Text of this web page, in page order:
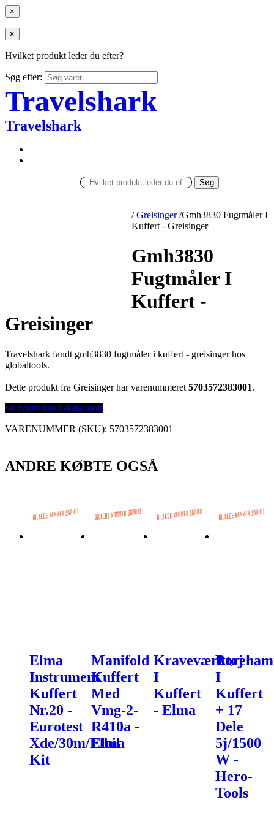
×
×
Hvilket produkt leder du efter?
Søg efter:
Travelshark
Travelshark
Søg
/ Greisinger /Gmh3830 Fugtmåler I
Kuffert - Greisinger
Gmh3830
Fugtmåler I
Kuffert -
Greisinger
Travelshark fandt gmh3830 fugtmåler i kuffert - greisinger hos
globaltools.
Dette produkt fra Greisinger har varenummeret 5703572383001.
Se prisen hos Globaltools
VARENUMMER (SKU): 5703572383001
ANDRE KØBTE OGSÅ
Elma
Instrument
Kuffert
Nr.20 -
Eurotest
Xde/30m/Elbil
Kit
Manifold
Kuffert
Med
Vmg-2-
R410a -
Elma
Kraveværktøj
I
Kuffert
- Elma
I
Kuffert
+ 17
Dele
5j/1500
W -
Hero-
Tools